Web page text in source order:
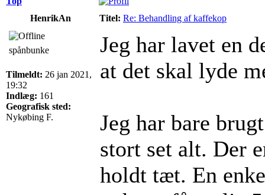
HenrikAn
Titel: Re: Behandling af kaffekop
spånbunke
Tilmeldt: 26 jan 2021,
19:32
Indlæg: 161
Geografisk sted:
Nykøbing F.
Jeg har lavet en
at det skal lyde
Jeg har bare
stort set alt. Der
holdt tæt. En